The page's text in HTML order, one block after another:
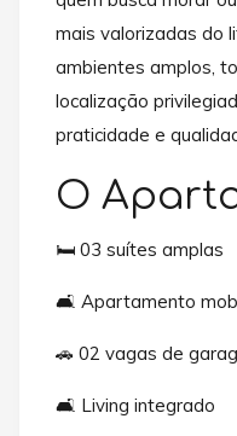
mais valorizadas do
ambientes amplos,
localização
praticidade e
O
🛏️ 03 suítes amplas
🛋️ Apartamento
🚗 02 vagas de
🛋️ Living integrado